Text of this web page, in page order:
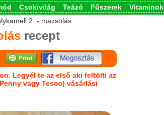
Csokivilág Teázó Fűszerek Vitaminok
2. - mazsolás
recept
Legyél te az első aki feltölti az
vagy Tesco) vásárlási